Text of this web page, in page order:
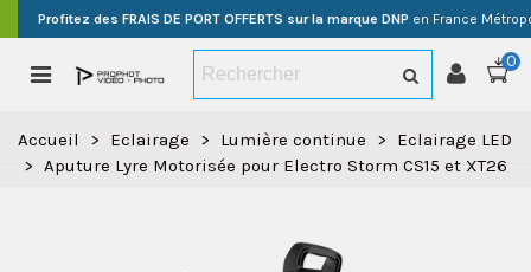
Profitez des FRAIS DE PORT OFFERTS sur la marque DNP en France
0
Accueil > Eclairage > Lumière continue >
Eclairage LED
> Aputure Lyre Motorisée pour Electro Storm CS15 et XT26